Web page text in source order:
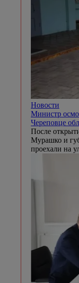
Новости
Министр
Череповце
После
Мурашко и
проехали на